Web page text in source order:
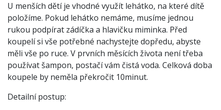
U menších dětí je vhodné využít lehátko, na které dítě
položíme. Pokud lehátko nemáme, musíme jednou
rukou podpírat zádíčka a hlavičku miminka. Před
koupelí si vše potřebné nachystejte dopředu, abyste
měli vše po ruce. V prvních měsících života není třeba
používat šampon, postačí vám čistá voda. Celková doba
koupele by neměla překročit 10minut.
Detailní postup: